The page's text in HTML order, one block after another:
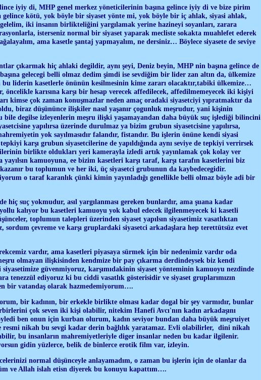
iyiy di, MHP genel merkez yöneticilerinin başına gelince iyiy di ve bize pirim
gelince kötü, yok böyle bir siyaset yönte mi, yok böyle bir iç ahlak, siyasi ahlak,
iki insanın birlikteliğini yargılamak yerine hazineyi soyanları, zarara
isterseniz normal bir siyaset yaparak mecliste sokakta muahlefet ederek
ama kasetle şantaj yapmayalım, ne dersiniz… Böylece siyasete de seviye
çıkarmak hiç ahlaki degildir, aynı şeyi, Deniz beyin, MHP nin başına gelince de
gelecegi belli olmaz dedim şimdi ise sevdiğim bir lider zan altın da, ülkemize
bu liderin kasetlerle önünün kesilmesinin kime zararı olacaktır,tabiki ülkemize…
karısına karşı bir hesap verecek affedilecek, affedilmemeyecek iki kişiyi
kimse çok zaman konuşmazlar neden amaç oradaki siyasetciyi yıpratmaktır da
biraz düşününce ilişkiler nasıl yaşanır çogunluk meşrudur, yani kişinin
degilse izleyenlerin meşru ilişki yaşamayandan daha büyük suç işlediği bilincini
yapılırsa üzerinde durulmaz ya bizim grubun siyasetcisine yapılırsa,
yok sayılmasıdır falandır, fistandır. Bu işlerin önüne kendi siyasi
karşı grubun siyasetcilerine de yapıldığında aynı seviye de tepkiyi verrirsek
birlikte oldukları yeri kamerayla izledi artık yayınlamak çok kolay ver
yayılsın kamuoyuna, ee bizim kasetleri karşı taraf, karşı tarafın kasetlerini biz
bu toplumun ve her iki, üç siyasetci grubunun da kaybedecegidir.
o taraf karanlık çünki kimin yayınladığı genellikle belli olmaz böyle adi bir
hiç suç yokmudur, asıl yargılanması gereken bunlardır, ama şuana kadar
yollu kalıyor bu kasetleri kamuoyu yok kabul edecek ilgilenmeyecek ki kasetli
toplumun talepleri üzerinden siyaset yapılsın siyasetimiz vasatlıktan
çevreme ve karşı gruplardaki siyasetci arkadaşlara hep terettütsüz evet
vardır, ama kasetleri piyasaya sürmek için bir nedenimiz vardır oda
olmayan ilişkisinden kendmize bir pay çıkarma derdindeysek biz kendi
güvenmiyoruz, karşımıdakinin siyaset yönteminin kamuoyu nezdinde
tenezzül ediyoruz ki bu ciddi vasatlık gösterisidir ve siyaset gruplarımızın
bir vatandaş olarak hazmedemiyorum….
bir kadının, bir erkekle birlikte olması kadar dogal bir şey varmıdır, bunlar
çok seven iki kişi olabilir, nitekim Hanefi Avcı'nın kadın arkadaşını
ben onun için kurban olurum, kadın seviyor bundan daha büyük meşruiyet
nikah bu sevgi kadar derin bağlılık yaratamaz. Evli olabilirler, dini nikah
bu insanların mahremiyetleriyle diger insanlar neden bu kadar ilgilenir.
gidin yüzlerce, belik de binlerce erotik film var, izleyin.
normal düşünceyle anlayamadım, o zaman bu işlerin için de olanlar da
ve Allah islah etisn diyerek bu konuyu kapattım….